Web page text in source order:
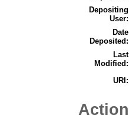
Depositing
User:
Date
Deposited:
Last
Modified:
URI: